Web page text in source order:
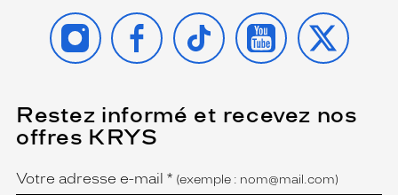
INSTAGRAMFACEBOOK
TIKTOK YOUTUBE
X
Restez informé et recevez nos
offres KRYS
Name
Votre adresse e-mail *
(Ce
champ
est
obligatoire)
(exemple : nom@mail.com)